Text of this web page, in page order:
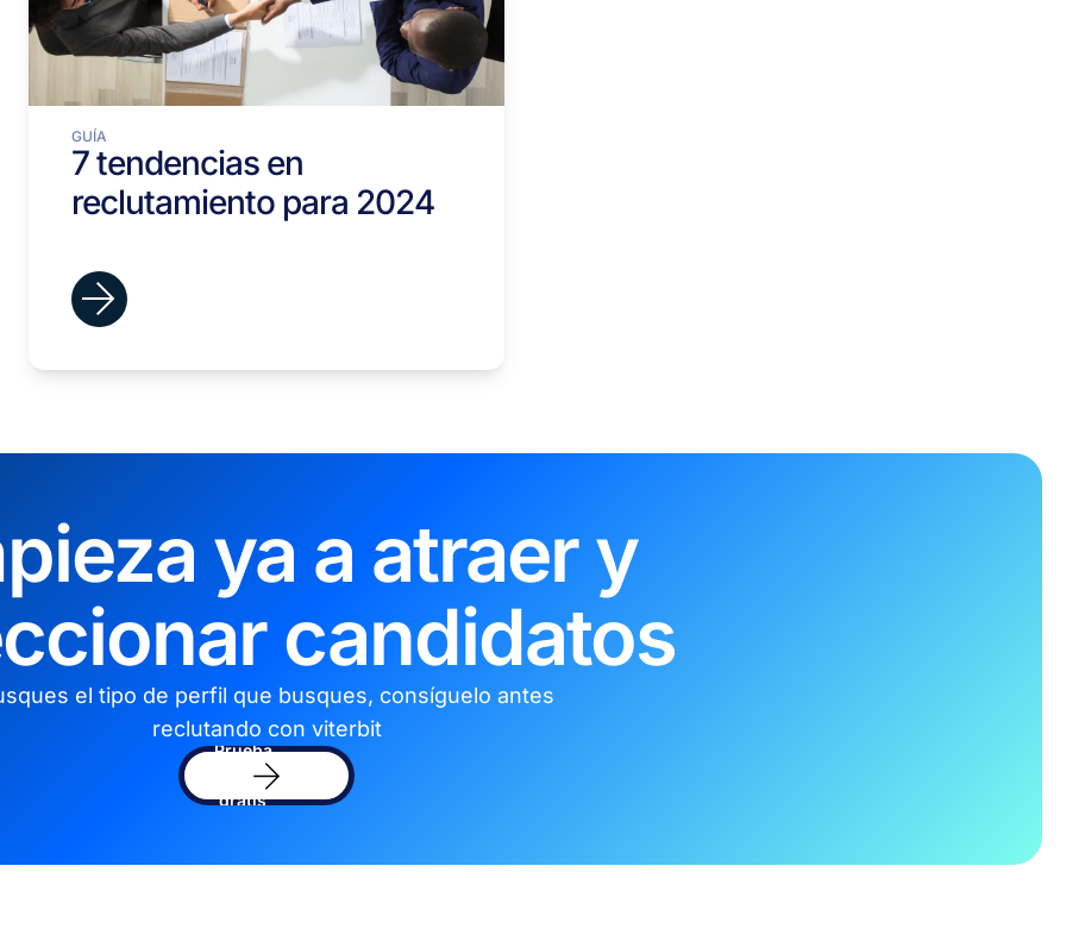
GUÍA
7 tendencias en
reclutamiento para 2024
ya a atraer y
candidatos
el tipo de perfil que busques, consíguelo antes
reclutando con viterbit
Prueba
software
gratis